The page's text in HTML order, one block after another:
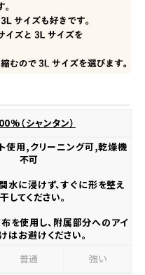
（シャンタン）
使用,クリーニング可,乾燥機
不可
水に浸けず、すぐに形を整え
してください。
布を使用し、附属部分へのアイ
はお避けください。
普通 強い